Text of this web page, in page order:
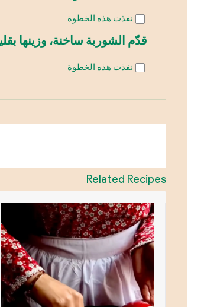
نفذت هذه الخطوة
قدّم الشوربة ساخنة، وزينها
نفذت هذه الخطوة
Related Recipes